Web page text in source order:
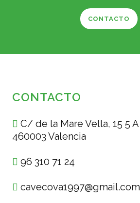
CONTACTO
CONTACTO
C/ de la Mare Vella, 15 5 A
460003 Valencia
96 310 71 24
cavecova1997@gmail.com